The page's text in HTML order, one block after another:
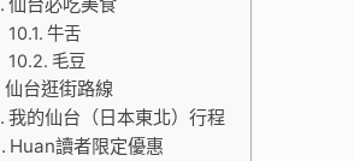
牛舌
毛豆
仙台逛街路線
我的仙台（日本東北）行程
Huan讀者限定優惠